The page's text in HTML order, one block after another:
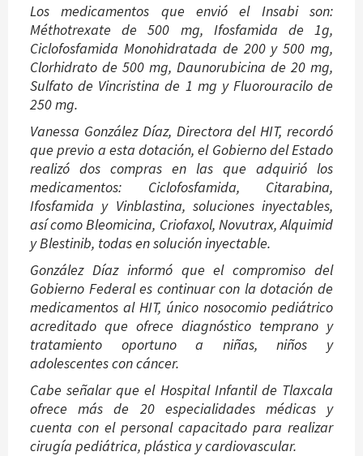
Los medicamentos que envió el Insabi son:
Méthotrexate de 500 mg, Ifosfamida de 1g,
Ciclofosfamida Monohidratada de 200 y 500 mg,
Clorhidrato de 500 mg, Daunorubicina de 20 mg,
Sulfato de Vincristina de 1 mg y Fluorouracilo de
250 mg.
Vanessa González Díaz, Directora del HIT, recordó
que previo a esta dotación, el Gobierno del Estado
realizó dos compras en las que adquirió los
medicamentos: Ciclofosfamida, Citarabina,
Ifosfamida y Vinblastina, soluciones inyectables,
así como Bleomicina, Criofaxol, Novutrax, Alquimid
y Blestinib, todas en solución inyectable.
González Díaz informó que el compromiso del
Gobierno Federal es continuar con la dotación de
medicamentos al HIT, único nosocomio pediátrico
acreditado que ofrece diagnóstico temprano y
tratamiento oportuno a niñas, niños y
adolescentes con cáncer.
Cabe señalar que el Hospital Infantil de Tlaxcala
ofrece más de 20 especialidades médicas y
cuenta con el personal capacitado para realizar
cirugía pediátrica, plástica y cardiovascular.